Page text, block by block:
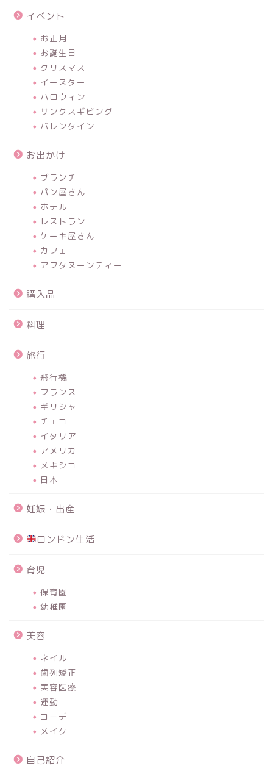
イベント
お正月
お誕生日
クリスマス
イースター
ハロウィン
サンクスギビング
バレンタイン
お出かけ
ブランチ
パン屋さん
ホテル
レストラン
ケーキ屋さん
カフェ
アフタヌーンティー
購入品
料理
旅行
飛行機
フランス
ギリシャ
チェコ
イタリア
アメリカ
メキシコ
日本
妊娠・出産
ロンドン生活
育児
保育園
幼稚園
美容
ネイル
歯列矯正
美容医療
運動
コーデ
メイク
自己紹介